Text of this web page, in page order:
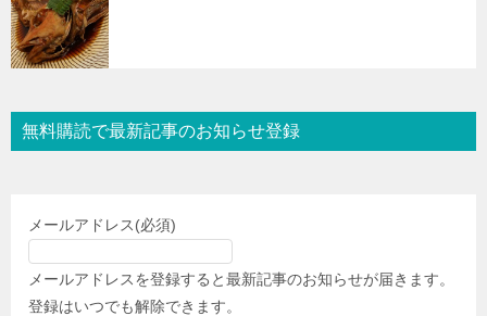
無料購読で最新記事のお知らせ登録
メールアドレス(必須)
メールアドレスを登録すると最新記事のお知らせが届きます。
登録はいつでも解除できます。